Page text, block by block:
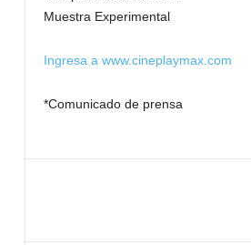
Muestra Experimental
Ingresa a www.cineplaymax.com
*Comunicado de prensa